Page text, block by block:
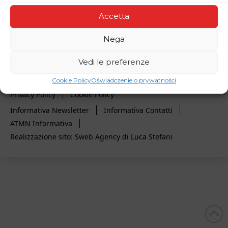
Accetta
Nega
Vedi le preferenze
Cookie PolicyOświadczenie o prywatności
00193 - Italy - C.F. 96484440589
Contattaci info@amicinagai.com
Privacy Policy
Cookie Policy
Informativa Newsletter
Informativa Contatti
ATMN Informativa
Realizzazione sito: Sweb Agency di Luca Stefani